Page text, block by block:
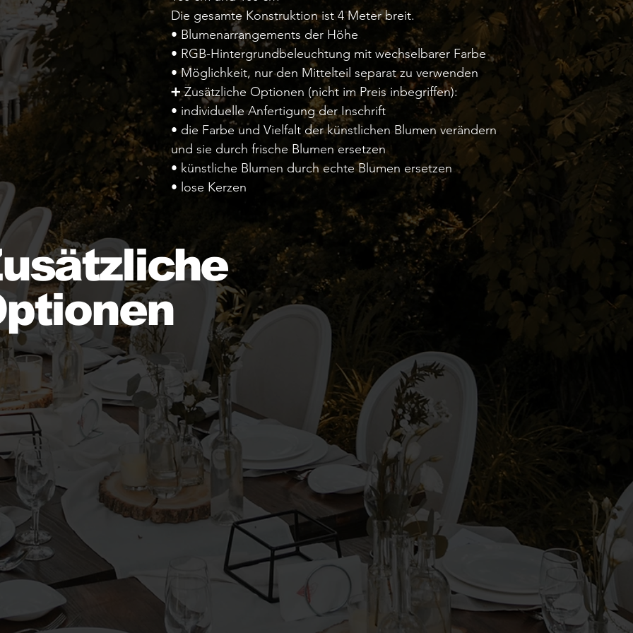
Die gesamte Konstruktion ist 4 Meter breit.
• Blumenarrangements der Höhe
• RGB-Hintergrundbeleuchtung mit wechselbarer Farbe
• Möglichkeit, nur den Mittelteil separat zu verwenden
➕ Zusätzliche Optionen (nicht im Preis inbegriffen):
• individuelle Anfertigung der Inschrift
• die Farbe und Vielfalt der künstlichen Blumen verändern
und sie durch frische Blumen ersetzen
• künstliche Blumen durch echte Blumen ersetzen
• lose Kerzen